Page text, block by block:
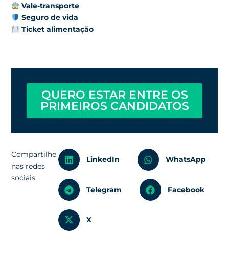
Vale-transporte
Seguro de vida
Ticket alimentação
QUERO ESTAR ENTRE OS
PRIMEIROS CANDIDATOS
Compartilhe
nas redes
sociais:
LinkedIn WhatsApp
Telegram Facebook
X